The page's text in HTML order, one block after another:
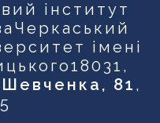
інститут
Черкаський
імені
18031,
81 ,